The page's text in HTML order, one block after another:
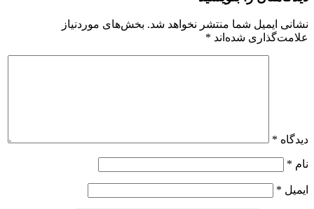
نشانی ایمیل شما منتشر نخواهد شد. بخش‌های موردنیاز
علامت‌گذاری شده‌اند *
دیدگاه *
نام *
ایمیل *